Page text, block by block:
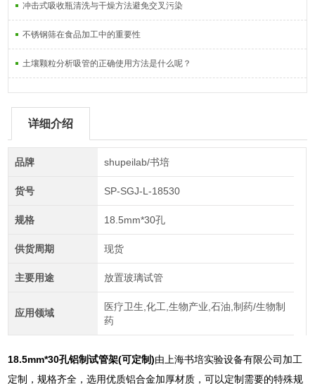
冲击式吸收瓶清洗与干燥方法避免交叉污染
不锈钢筛在食品加工中的重要性
土壤颗粒分析吸管的正确使用方法是什么呢？
详细介绍
品牌 shupeilab/书培
货号 SP-SGJ-L-18530
规格 18.5mm*30孔
供货周期 现货
主要用途 放置玻璃试管
应用领域
医疗卫生,化工,生物产业,石油,制药/生物制
药
18.5mm*30孔铝制试管架(可定制)由上海书培实验设备有限公司加工
定制，规格齐全，选用优质铝合金加厚材质，可以定制需要的特殊规